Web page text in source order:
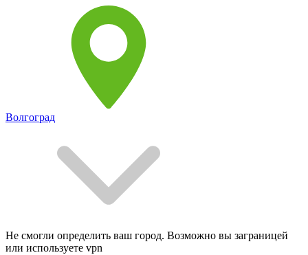
Волгоград
Не смогли определить ваш город. Возможно вы заграницей
или используете vpn